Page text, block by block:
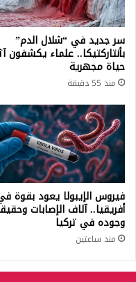
سر جديد في “شلال الدم”
بأنتاركتيكا.. علماء يكشفون
حياة مجهرية
منذ 55 دقيقة
فيروس الإيبولا يعود بقوة
أفريقيا.. آلاف الإصابات
وجوده في تركيا
منذ ساعتين